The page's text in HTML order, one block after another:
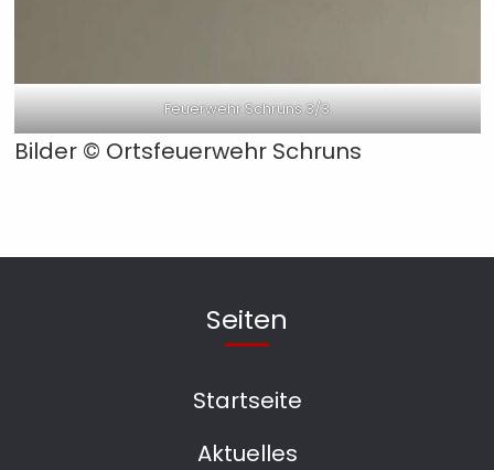
Feuerwehr Schruns 3/3
Bilder © Ortsfeuerwehr Schruns
Seiten
Startseite
Aktuelles